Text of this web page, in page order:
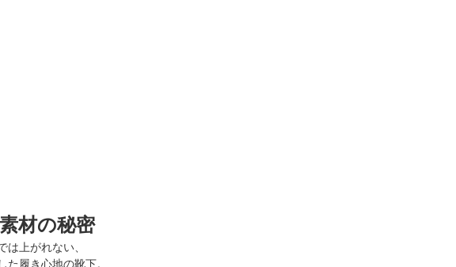
材の秘密
上がれない、
履き心地の靴下。